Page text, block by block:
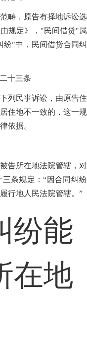
畴，原告有择地诉讼选
规定》，"民间借贷"属
纷"中，民间借贷合同纠
十三条
列民事诉讼，由原告住
住地不一致的，这一规
依据。
告所在地法院管辖，对
条规定：“因合同纠纷
行地人民法院管辖。”
纷能
在地